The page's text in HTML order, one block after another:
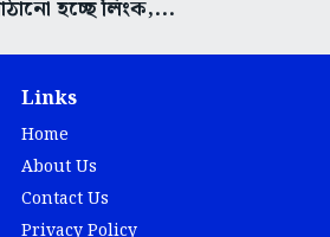
হচ্ছে লিংক,...
Links
Home
About Us
Contact Us
Privacy Policy